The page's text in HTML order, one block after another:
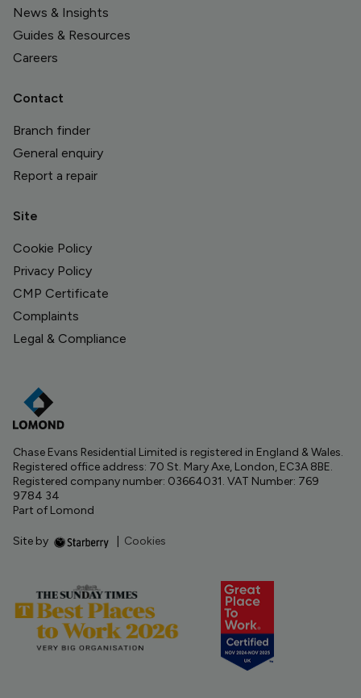
News & Insights
Guides & Resources
Careers
Contact
Branch finder
General enquiry
Report a repair
Site
Cookie Policy
Privacy Policy
CMP Certificate
Complaints
Legal & Compliance
Chase Evans Residential Limited is registered in England & Wales.
Registered office address: 70 St. Mary Axe, London, EC3A 8BE.
Registered company number: 03664031. VAT Number: 769
9784 34
Part of Lomond
Site by Cookies